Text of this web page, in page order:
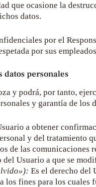
que ocasione la
datos.
por el
por sus
datos personales
y podrá, por tanto,
y garantía de los
a obtener
y del tratamiento
de las comunicaciones
del Usuario a que se
Es el derecho del
los fines para los